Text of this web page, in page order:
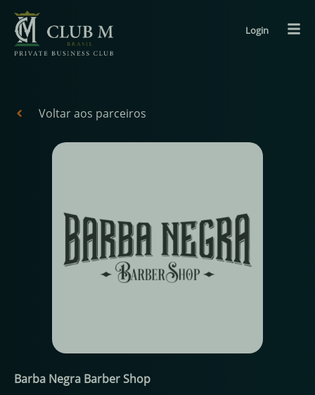
Login
Voltar aos parceiros
Barba Negra Barber Shop